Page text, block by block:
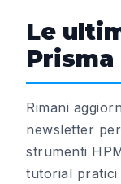
Le
Rimani
newsletter
strumenti
tutorial pratici